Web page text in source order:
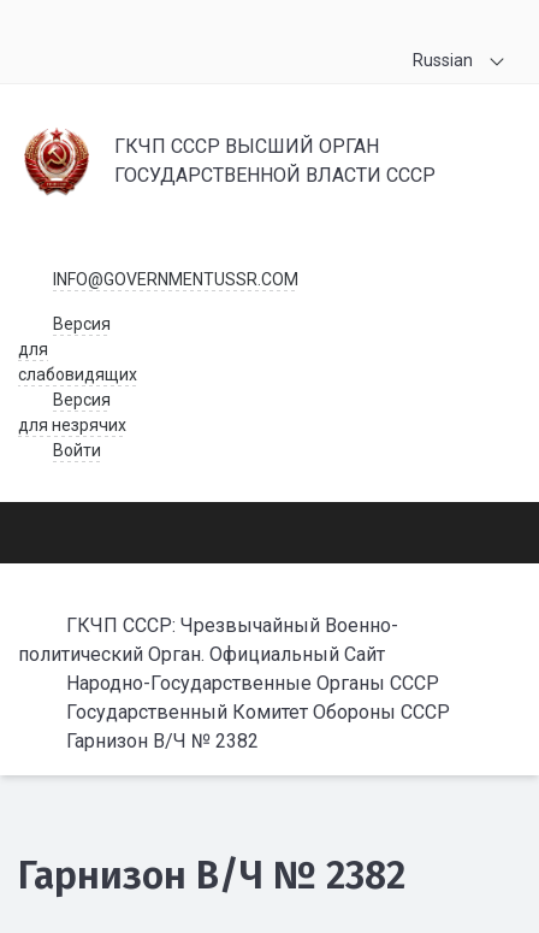
Russian
ГКЧП СССР ВЫСШИЙ ОРГАН
ГОСУДАРСТВЕННОЙ ВЛАСТИ СССР
INFO@GOVERNMENTUSSR.COM
Версия
для
слабовидящих
Версия
для незрячих
Войти
ГКЧП СССР: Чрезвычайный Военно-
политический Орган. Официальный Сайт
Народно-Государственные Органы СССР
Государственный Комитет Обороны СССР
Гарнизон В/Ч № 2382
Гарнизон В/Ч № 2382